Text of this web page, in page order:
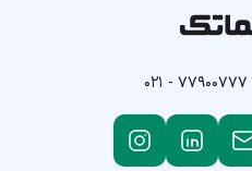
۰۲۱ - ۷۷۹۰۰۷۷۷